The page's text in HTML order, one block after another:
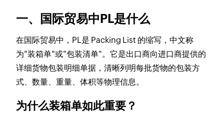
一、国际贸易中PL是什么
在国际贸易中，PL是 Packing List 的缩写，中文称
为"装箱单"或"包装清单"。它是出口商向进口商提供的
详细货物包装明细单据，清晰列明每批货物的包装方
式、数量、重量、体积等物理信息。
为什么装箱单如此重要？